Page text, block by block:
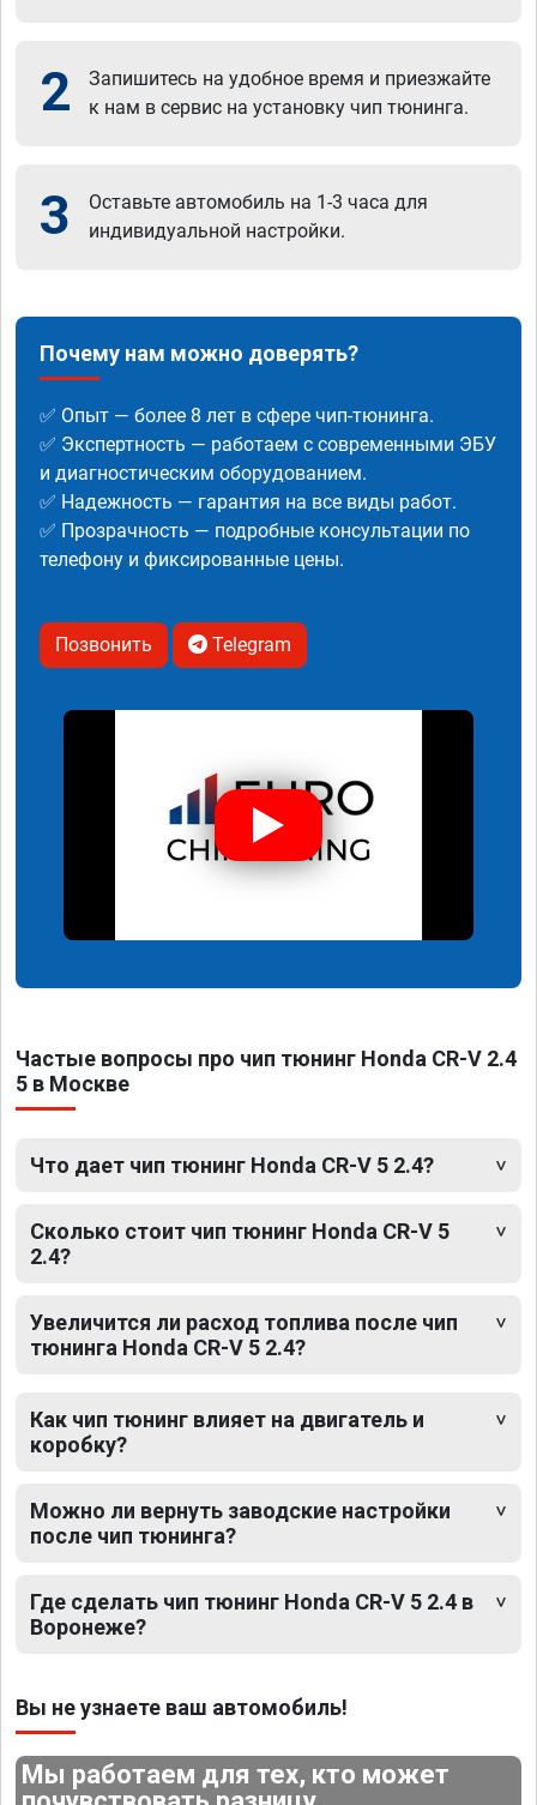
2
Запишитесь на удобное время и приезжайте
к нам в сервис на установку чип тюнинга.
3
Оставьте автомобиль на 1-3 часа для
индивидуальной настройки.
Почему нам можно доверять?
✅ Опыт — более 8 лет в сфере чип-тюнинга.
✅ Экспертность — работаем с современными ЭБУ
и диагностическим оборудованием.
✅ Надежность — гарантия на все виды работ.
✅ Прозрачность — подробные консультации по
телефону и фиксированные цены.
Позвонить Telegram
Частые вопросы про чип тюнинг Honda CR-V 2.4
5 в Москве
Что дает чип тюнинг Honda CR-V 5 2.4?
Сколько стоит чип тюнинг Honda CR-V 5
2.4?
Увеличится ли расход топлива после чип
тюнинга Honda CR-V 5 2.4?
Как чип тюнинг влияет на двигатель и
коробку?
Можно ли вернуть заводские настройки
после чип тюнинга?
Где сделать чип тюнинг Honda CR-V 5 2.4 в
Воронеже?
Вы не узнаете ваш автомобиль!
Мы работаем для тех, кто может